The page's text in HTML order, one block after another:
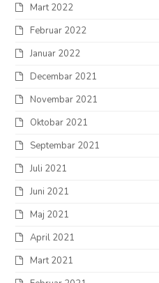
Mart 2022
Februar 2022
Januar 2022
Decembar 2021
Novembar 2021
Oktobar 2021
Septembar 2021
Juli 2021
Juni 2021
Maj 2021
April 2021
Mart 2021